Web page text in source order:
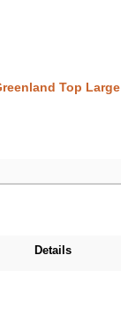
Top Large
Details